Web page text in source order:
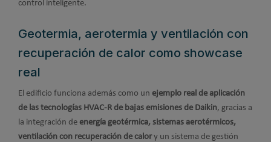
control inteligente.
Geotermia, aerotermia y ventilación con
recuperación de calor como showcase
real
El edificio funciona además como un ejemplo real de aplicación
de las tecnologías HVAC-R de bajas emisiones de Daikin, gracias a
la integración de energía geotérmica, sistemas aerotérmicos,
ventilación con recuperación de calory un sistema de gestión